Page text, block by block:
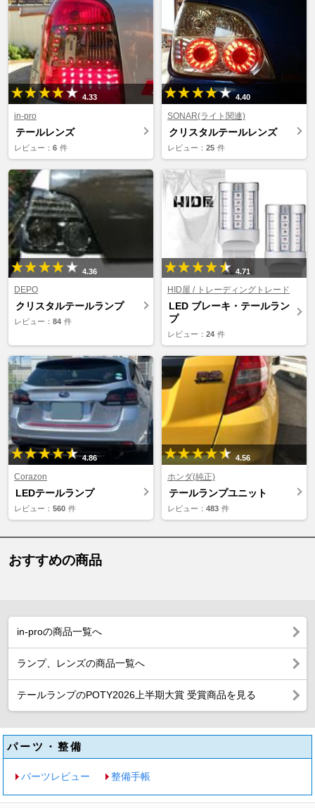
4.33
in-pro
テールレンズ
レビュー： 6 件
4.40
SONAR(ライト関連)
クリスタルテールレンズ
レビュー： 25 件
4.36
DEPO
クリスタルテールランプ
レビュー： 84 件
4.71
HID屋 / トレーディングトレード
LED ブレーキ・テールラン
プ
レビュー： 24 件
4.86
Corazon
LEDテールランプ
レビュー： 560 件
4.56
ホンダ(純正)
テールランプユニット
レビュー： 483 件
おすすめの商品
in-proの商品一覧へ
ランプ、レンズの商品一覧へ
テールランプのPOTY2026上半期大賞 受賞商品を見る
パーツ・整備
パーツレビュー 整備手帳